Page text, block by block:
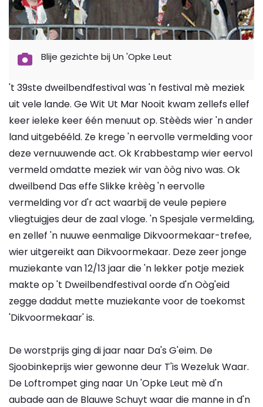
Blije gezichte bij Un 'Opke Leut
't 39ste dweilbendfestival was 'n festival mè meziek
uit vele lande. Ge Wit Ut Mar Nooit kwam zellefs ellef
keer ieleke keer één menuut op. Stèèds wier 'n ander
land uitgebééld. Ze krege 'n eervolle vermelding voor
deze vernuuwende act. Ok Krabbestamp wier eervol
vermeld omdatte meziek wir van òòg nivo was. Ok
dweilbend Das effe Slikke krèèg 'n eervolle
vermelding vor d'r act waarbij de veule pepiere
vliegtuigjes deur de zaal vloge. 'n Spesjale vermelding,
en zellef 'n nuuwe eenmalige Dikvoormekaar-trefee,
wier uitgereikt aan Dikvoormekaar. Deze zeer jonge
muziekante van 12/13 jaar die 'n lekker potje meziek
makte op 't Dweilbendfestival oorde d'n Oòg'eid
zegge daddut mette muziekante voor de toekomst
'Dikvoormekaar' is.
De worstprijs ging di jaar naar Da's G'eim. De
Sjoobinkeprijs wier gewonne deur T'is Wezeluk Waar.
De Loftrompet ging naar Un 'Opke Leut mè d'n
aubade aan de Blauwe Schuyt waar die manne in d'n